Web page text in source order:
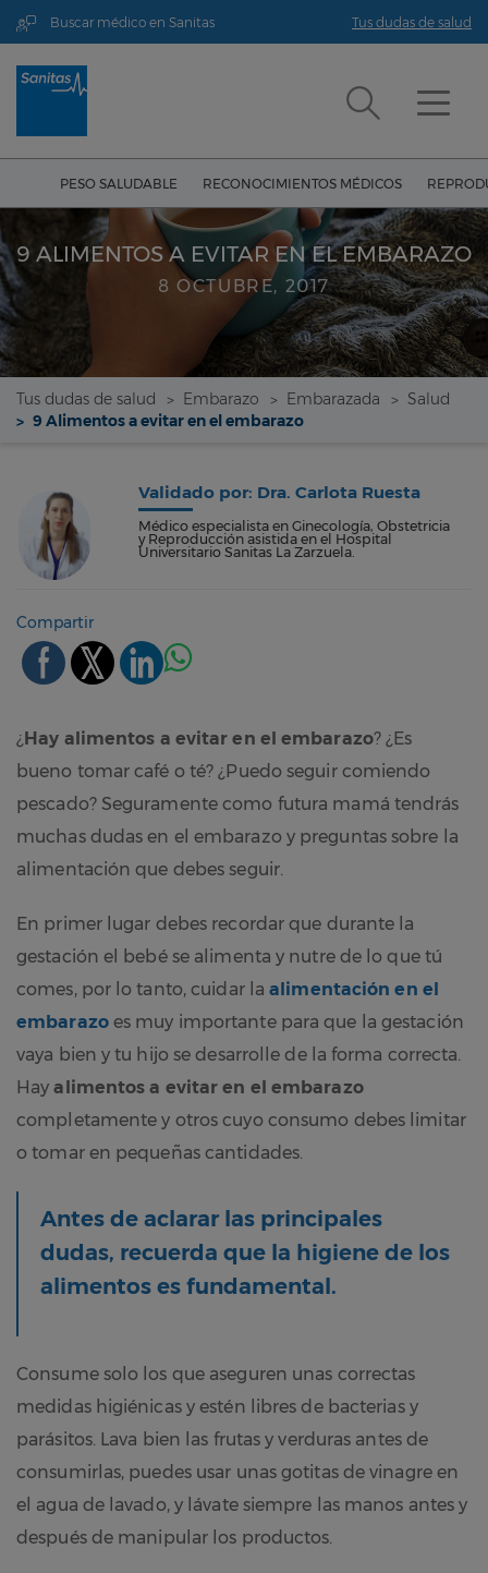
Buscar médico en Sanitas Tus dudas de salud
PESO SALUDABLE RECONOCIMIENTOS MÉDICOS
9 ALIMENTOS A EVITAR EN EL EMBARAZO
8 OCTUBRE, 2017
Tus dudas de salud Embarazo Embarazada
Salud
9 Alimentos a evitar en el embarazo
Validado por: Dra. Carlota Ruesta
Médico especialista en Ginecología, Obstetricia
y Reproducción asistida en el Hospital
Universitario Sanitas La Zarzuela.
Compartir
¿Hay alimentos a evitar en el embarazo? ¿Es
bueno tomar café o té? ¿Puedo seguir comiendo
pescado? Seguramente como futura mamá tendrás
muchas dudas en el embarazo y preguntas sobre la
alimentación que debes seguir.
En primer lugar debes recordar que durante la
gestación el bebé se alimenta y nutre de lo que tú
comes, por lo tanto, cuidar laalimentación en el
embarazoes muy importante para que la gestación
vaya bien y tu hijo se desarrolle de la forma correcta.
Hayalimentos a evitar en el embarazo
completamente y otros cuyo consumo debes limitar
o tomar en pequeñas cantidades.
Antes de aclarar las principales
dudas, recuerda que la higiene de los
alimentos es fundamental.
Consume solo los que aseguren unas correctas
medidas higiénicas y estén libres de bacterias y
parásitos. Lava bien las frutas y verduras antes de
consumirlas, puedes usar unas gotitas de vinagre en
el agua de lavado, y lávate siempre las manos antes y
después de manipular los productos.